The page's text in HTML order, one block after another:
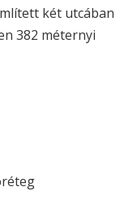
két utcában
382 méternyi